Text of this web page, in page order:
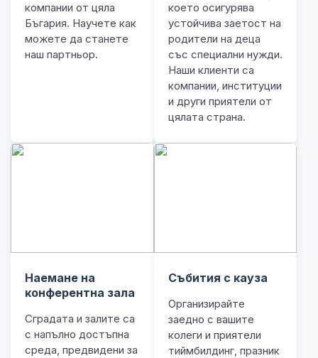
компании от цяла
Бъгария. Научете как
можете да станете
наш партньор.
което осигурява
устойчива заетост на
родители на деца
със специални нужди.
Наши клиенти са
компании, институции
и други приятели от
цялата страна.
Наемане на
конферентна зала
Сградата и залите са
с напълно достъпна
среда, предвидени за
Събития с кауза
Организирайте
заедно с вашите
колеги и приятели
тиймбилдинг, празник